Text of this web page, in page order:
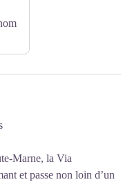
Marne, la Via
et passe non loin d’un